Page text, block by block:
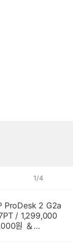
1/4
/ 1,299,000